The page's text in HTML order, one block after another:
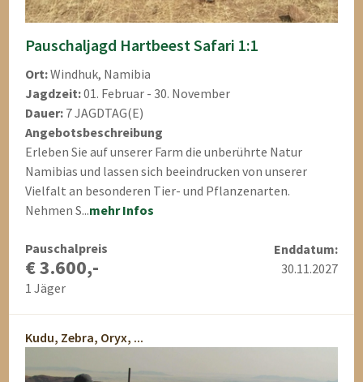
Pauschaljagd Hartbeest Safari 1:1
Ort:Windhuk, Namibia
Jagdzeit:01. Februar - 30. November
Dauer: 7 JAGDTAG(E)
Angebotsbeschreibung
Erleben Sie auf unserer Farm die unberührte Natur
Namibias und lassen sich beeindrucken von unserer
Vielfalt an besonderen Tier- und Pflanzenarten.
Nehmen S...mehr Infos
Pauschalpreis
€ 3.600,-
1 Jäger
Enddatum:
30.11.2027
Kudu, Zebra, Oryx, ...